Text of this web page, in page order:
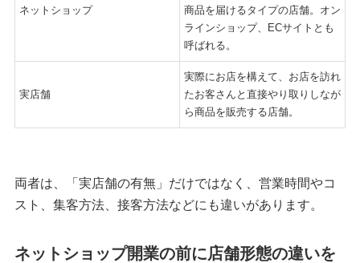
ネットショップ
商品を届けるタイプの店舗。オン
ラインショップ、ECサイトとも
呼ばれる。
実店舗
実際にお店を構えて、お店を訪れ
たお客さんと直接やり取りしなが
ら商品を販売する店舗。
両者は、「実店舗の有無」だけではなく、営業時間やコ
スト、集客方法、接客方法などにも違いがあります。
ネットショップ開業の前に店舗形態の違いを